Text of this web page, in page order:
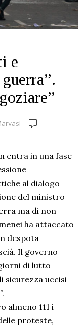
e
entra in una fase
al dialogo
del ministro
ma di non
ha attaccato
despota
Il governo
di lutto
sicurezza uccisi
almeno 111 i
proteste,